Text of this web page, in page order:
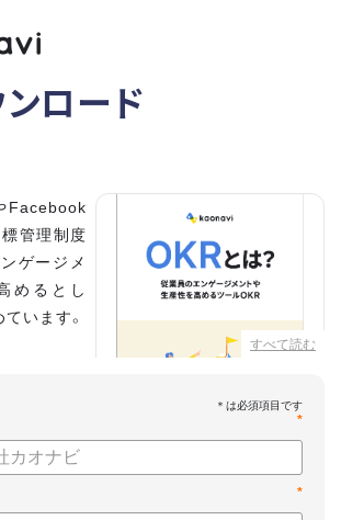
ロード
すべて読む
Facebook
管理制度
ゲージメ
めるとし
います。
管理制度
するにはどうすればいいのか
るツール
*
*